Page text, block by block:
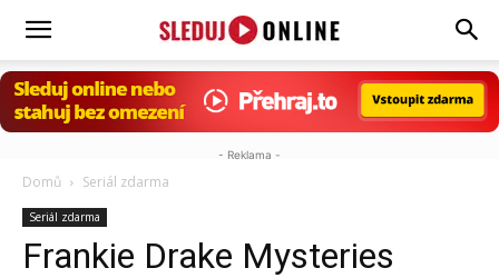
Sleduj.online
- Reklama -
Domů Seriál zdarma
Seriál zdarma
Frankie Drake Mysteries